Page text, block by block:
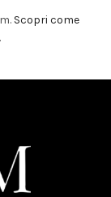
Scopri come
.